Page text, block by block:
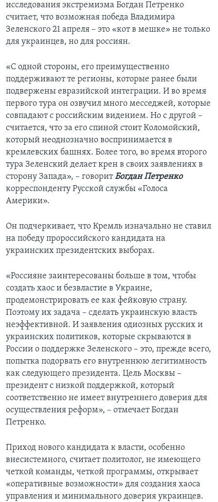
исследования экстремизма Богдан Петренко
считает, что возможная победа Владимира
Зеленского 21 апреля – это «кот в мешке» не только
для украинцев, но для россиян.
«С одной стороны, его преимущественно
поддерживают те регионы, которые ранее были
подвержены евразийской интеграции. И во время
первого тура он озвучил много месседжей, которые
совпадают с российским видением. Но с другой –
считается, что за его спиной стоит Коломойский,
который неоднозначно воспринимается в
кремлевских башнях. Более того, во время второго
тура Зеленский делает крен в своих заявлениях в
сторону Запада», – говоритБогдан Петренко
корреспонденту Русской службы «Голоса
Америки».
Он подчеркивает, что Кремль изначально не ставил
на победу пророссийского кандидата на
украинских президентских выборах.
«Россияне заинтересованы больше в том, чтобы
создать хаос и безвластие в Украине,
продемонстрировать ее как фейковую страну.
Поэтому их задача – сделать украинскую власть
неэффективной. И заявления одиозных русских и
украинских политиков, которые скрываются в
России о поддержке Зеленского – это, прежде всего,
попытка подорвать его внутреннюю легитимность
как следующего президента. Цель Москвы –
президент с низкой поддержкой, который
соответственно не имеет внутреннего доверия для
осуществления реформ», – отмечает Богдан
Петренко.
Приход нового кандидата к власти, особенно
внесистемного, считает политолог, не имеющего
четкой команды, четкой программы, открывает
«оперативные возможности» для создания хаоса
управления и минимального доверия украинцев.